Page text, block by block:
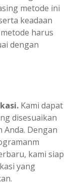
metode ini
keadaan
harus
dengan
Kami dapat
disesuaikan
Dengan
kami siap
yang